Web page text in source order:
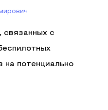
связанных с
на потенциально